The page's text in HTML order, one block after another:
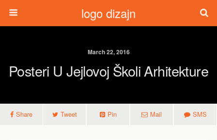
logo dizajn
March 22, 2016
Posteri U Jejlovoj Školi Arhitekture
Share Tweet Pin Mail SMS